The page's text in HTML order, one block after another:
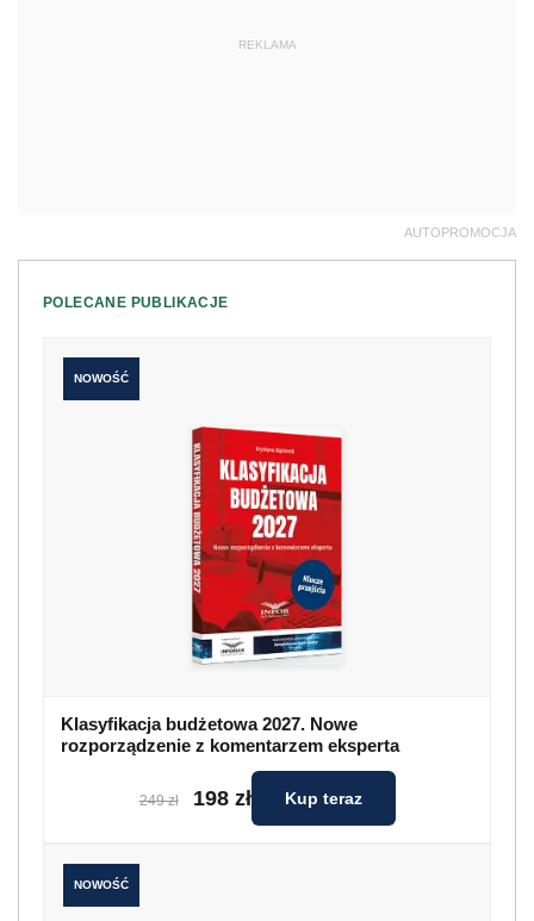
REKLAMA
AUTOPROMOCJA
POLECANE PUBLIKACJE
NOWOŚĆ
Klasyfikacja budżetowa 2027. Nowe
rozporządzenie z komentarzem eksperta
249 zł 198 zł Kup teraz
NOWOŚĆ